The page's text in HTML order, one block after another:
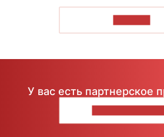
У вас есть партнерское